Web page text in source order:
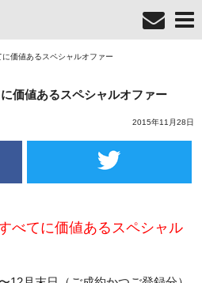
価値あるスペシャルオファー
価値あるスペシャルオファー
2015年11月28日
べてに価値あるスペシャル